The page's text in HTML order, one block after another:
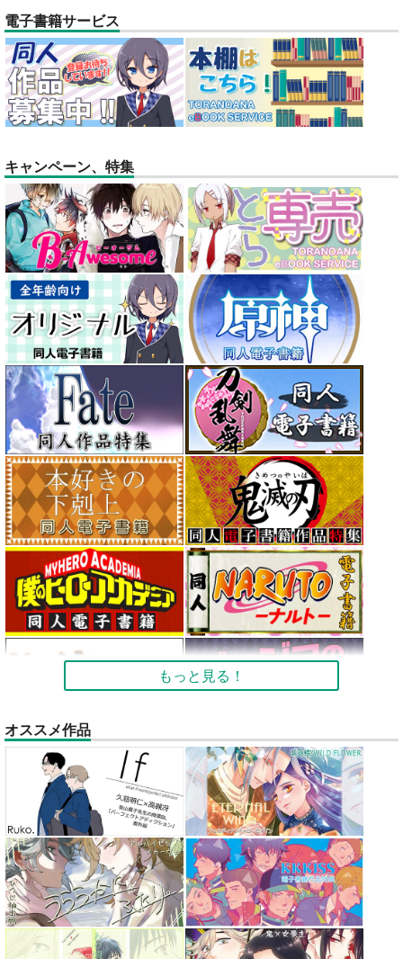
電子書籍サービス
キャンペーン、特集
もっと見る！
オススメ作品